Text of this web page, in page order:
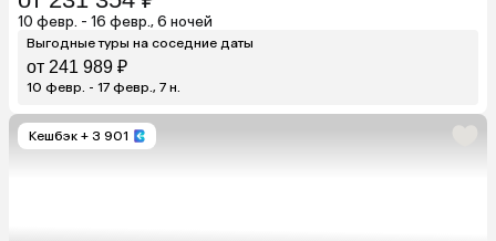
10 февр. - 16 февр., 6 ночей
Выгодные туры на соседние даты
от 241 989 ₽
10 февр. - 17 февр., 7 н.
Кешбэк + 3 901